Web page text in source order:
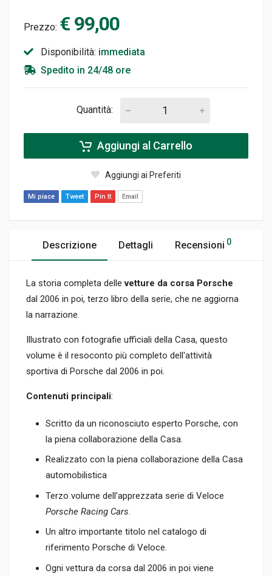
Prezzo: € 99,00
Disponibilità: immediata
Spedito in 24/48 ore
Quantità:
Aggiungi al Carrello
Aggiungi ai Preferiti
Mi piace Tweet Pin It Email
Descrizione Dettagli Recensioni 0
La storia completa dellevetture da corsa Porsche
dal 2006 in poi, terzo libro della serie, che ne aggiorna
la narrazione.
Illustrato con fotografie ufficiali della Casa, questo
volume è il resoconto più completo dell'attività
sportiva di Porsche dal 2006 in poi.
Contenuti principali:
Scritto da un riconosciuto esperto Porsche, con
la piena collaborazione della Casa.
Realizzato con la piena collaborazione della Casa
automobilistica
Terzo volume dell'apprezzata serie di Veloce
Porsche Racing Cars
Un altro importante titolo nel catalogo di
riferimento Porsche di Veloce.
Ogni vettura da corsa dal 2006 in poi viene